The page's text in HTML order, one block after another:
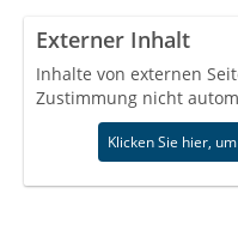
Externer Inhalt
Inhalte von externen
Zustimmung nicht
Klicken Sie hier,